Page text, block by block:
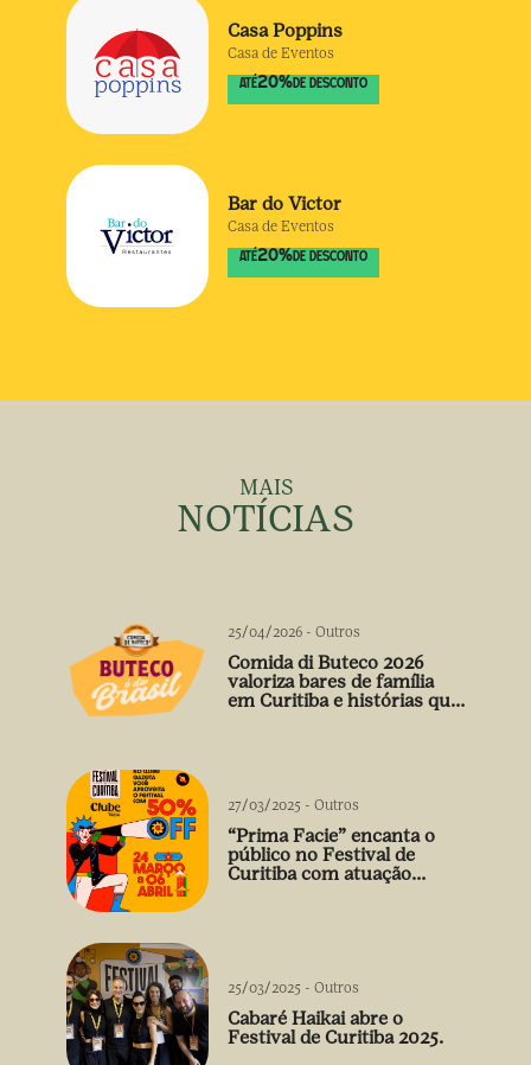
Casa Poppins
Casa de Eventos
ATÉ20% DE DESCONTO
Bar do Victor
Casa de Eventos
ATÉ20% DE DESCONTO
MAIS
NOTÍCIAS
25/04/2026 - Outros
Comida di Buteco 2026
valoriza bares de família
em Curitiba e histórias que
27/03/2025 - Outros
“Prima Facie” encanta o
público no Festival de
Curitiba com atuação
25/03/2025 - Outros
Cabaré Haikai abre o
Festival de Curitiba 2025.